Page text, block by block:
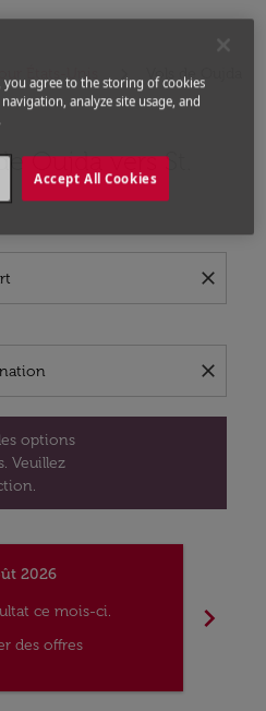
États-Unis
Vols de Oujda
Oujda vers St.
close
close
options
Veuillez
les options populaires
2026
ce mois-ci.
des offres
chevron_right
you agree to the storing of cookies
analyze site usage, and
Accept All Cookies